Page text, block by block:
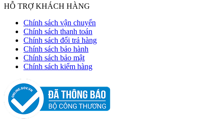
HỖ TRỢ KHÁCH HÀNG
Chính sách vận chuyển
Chính sách thanh toán
Chính sách đổi trả hàng
Chính sách bảo hành
Chính sách bảo mật
Chính sách kiểm hàng